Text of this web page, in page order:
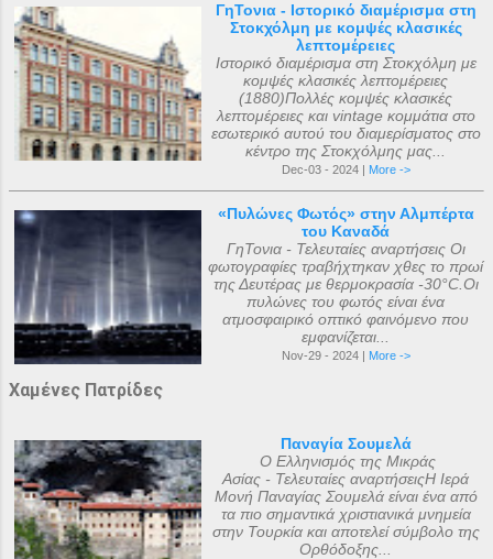
ΓηΤονια - Ιστορικό διαμέρισμα στη
Στοκχόλμη με κομψές κλασικές
λεπτομέρειες
Ιστορικό διαμέρισμα στη Στοκχόλμη με
κομψές κλασικές λεπτομέρειες
(1880)Πολλές κομψές κλασικές
λεπτομέρειες και vintage κομμάτια στο
εσωτερικό αυτού του διαμερίσματος στο
κέντρο της Στοκχόλμης μας...
Dec-03 - 2024 | More ->
«Πυλώνες Φωτός» στην Αλμπέρτα
του Καναδά
ΓηΤονια - Τελευταίες αναρτήσεις Οι
φωτογραφίες τραβήχτηκαν χθες το πρωί
της Δευτέρας με θερμοκρασία -30°C.Οι
πυλώνες του φωτός είναι ένα
ατμοσφαιρικό οπτικό φαινόμενο που
εμφανίζεται...
Nov-29 - 2024 | More ->
Χαμένες Πατρίδες
Παναγία Σουμελά
Ο Ελληνισμός της Μικράς
Ασίας - Τελευταίες αναρτήσειςΗ Ιερά
Μονή Παναγίας Σουμελά είναι ένα από
τα πιο σημαντικά χριστιανικά μνημεία
στην Τουρκία και αποτελεί σύμβολο της
Ορθόδοξης...